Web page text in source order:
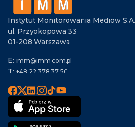
Instytut Monitorowania Mediów S.A.
ul. Przyokopowa 33
01-208 Warszawa
E: imm@imm.com.pl
T: +48 22 378 37 50